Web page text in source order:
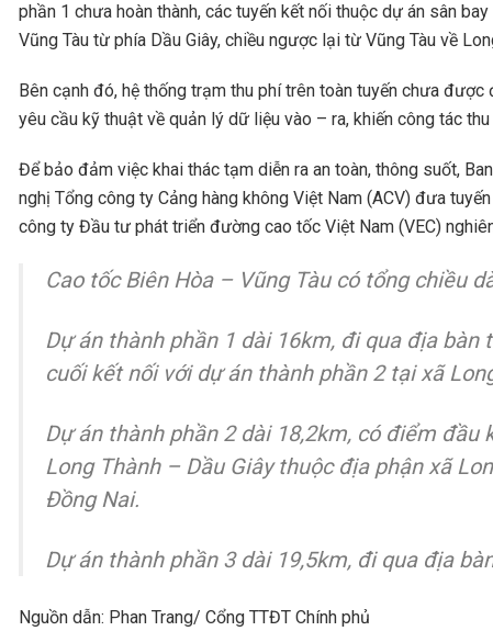
phần 1 chưa hoàn thành, các tuyến kết nối thuộc dự án sân
Vũng Tàu từ phía Dầu Giây, chiều ngược lại từ Vũng Tàu về
Bên cạnh đó, hệ thống trạm thu phí trên toàn tuyến chưa
yêu cầu kỹ thuật về quản lý dữ liệu vào – ra, khiến công tác
Để bảo đảm việc khai thác tạm diễn ra an toàn, thông suốt,
nghị Tổng công ty Cảng hàng không Việt Nam (ACV) đưa
công ty Đầu tư phát triển đường cao tốc Việt Nam (VEC)
Cao tốc Biên Hòa – Vũng Tàu có tổng chiều
Dự án thành phần 1 dài 16km, đi qua địa
cuối kết nối với dự án thành phần 2 tại xã
Dự án thành phần 2 dài 18,2km, có điểm
Long Thành – Dầu Giây thuộc địa phận xã
Đồng Nai.
Dự án thành phần 3 dài 19,5km, đi qua địa
Nguồn dẫn: Phan Trang/ Cổng TTĐT Chính phủ